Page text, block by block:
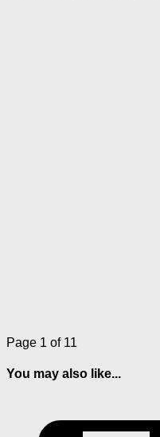
Page 1 of 11
You may also like...